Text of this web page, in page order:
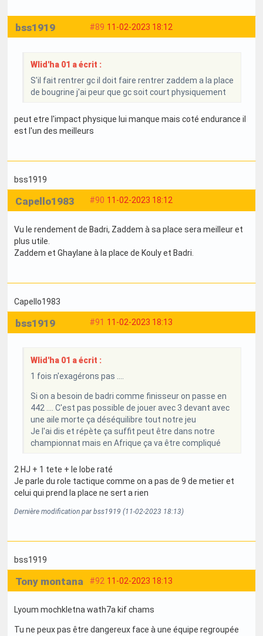
#89 11-02-2023 18:12
bss1919
Wlid'ha 01 a écrit :
S'il fait rentrer gc il doit faire rentrer zaddem a la place
de bougrine j'ai peur que gc soit court physiquement
peut etre l'impact physique lui manque mais coté endurance il
est l'un des meilleurs
bss1919
#90 11-02-2023 18:12
Capello1983
Vu le rendement de Badri, Zaddem à sa place sera meilleur et
plus utile.
Zaddem et Ghaylane à la place de Kouly et Badri.
Capello1983
#91 11-02-2023 18:13
bss1919
Wlid'ha 01 a écrit :
1 fois n'exagérons pas ....
Si on a besoin de badri comme finisseur on passe en
442 .... C'est pas possible de jouer avec 3 devant avec
une aile morte ça déséquilibre tout notre jeu
Je l'ai dis et répète ça suffit peut être dans notre
championnat mais en Afrique ça va être compliqué
2 HJ + 1 tete + le lobe raté
Je parle du role tactique comme on a pas de 9 de metier et
celui qui prend la place ne sert a rien
Dernière modification par bss1919 (11-02-2023 18:13)
bss1919
#92 11-02-2023 18:13
Tony montana
Lyoum mochkletna wath7a kif chams
Tu ne peux pas être dangereux face à une équipe regroupée